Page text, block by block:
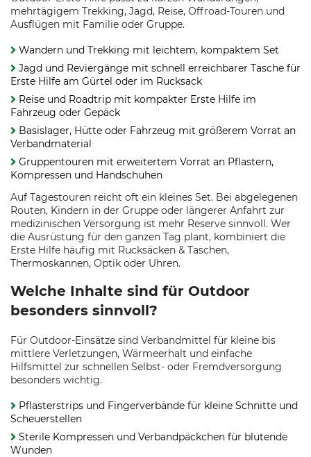
mehrtägigem Trekking, Jagd, Reise, Offroad-Touren und
Ausflügen mit Familie oder Gruppe.
Wandern und Trekking mit leichtem, kompaktem Set
Jagd und Reviergänge mit schnell erreichbarer Tasche für
Erste Hilfe am Gürtel oder im Rucksack
Reise und Roadtrip mit kompakter Erste Hilfe im
Fahrzeug oder Gepäck
Basislager, Hütte oder Fahrzeug mit größerem Vorrat an
Verbandmaterial
Gruppentouren mit erweitertem Vorrat an Pflastern,
Kompressen und Handschuhen
Auf Tagestouren reicht oft ein kleines Set. Bei abgelegenen
Routen, Kindern in der Gruppe oder längerer Anfahrt zur
medizinischen Versorgung ist mehr Reserve sinnvoll. Wer
die Ausrüstung für den ganzen Tag plant, kombiniert die
Erste Hilfe häufig mit Rucksäcken & Taschen,
Thermoskannen, Optik oder Uhren.
Welche Inhalte sind für Outdoor
besonders sinnvoll?
Für Outdoor-Einsätze sind Verbandmittel für kleine bis
mittlere Verletzungen, Wärmeerhalt und einfache
Hilfsmittel zur schnellen Selbst- oder Fremdversorgung
besonders wichtig.
Pflasterstrips und Fingerverbände für kleine Schnitte und
Scheuerstellen
Sterile Kompressen und Verbandpäckchen für blutende
Wunden